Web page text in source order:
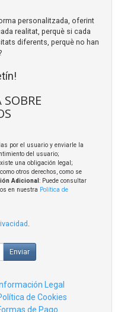
personalitzada, oferint
realitat, perquè si cada
diferents, perquè no han
por el usuario y enviarle la
del usuario;
una obligación legal;
otros derechos, como se
Adicional : Puede consultar
en nuestra Política de
Enviar
Legal
de Cookies
de Pago